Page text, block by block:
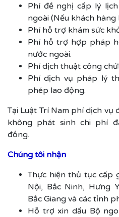
Phí đề nghị cấp lý
ngoài (Nếu khách
Phí hỗ trợ khám sức
Phí hỗ trợ hợp pháp
nước ngoài.
Phí dịch thuật công
Phí dịch vụ pháp lý
phép lao động.
Tại Luật Trí Nam phí dịch vụ
không phát sinh chi phí
đồng.
Chúng tôi nhận
Thực hiện thủ tục cấp
Nội, Bắc Ninh, Hưng
Bắc Giang và các tỉnh
Hỗ trợ xin dấu Bộ